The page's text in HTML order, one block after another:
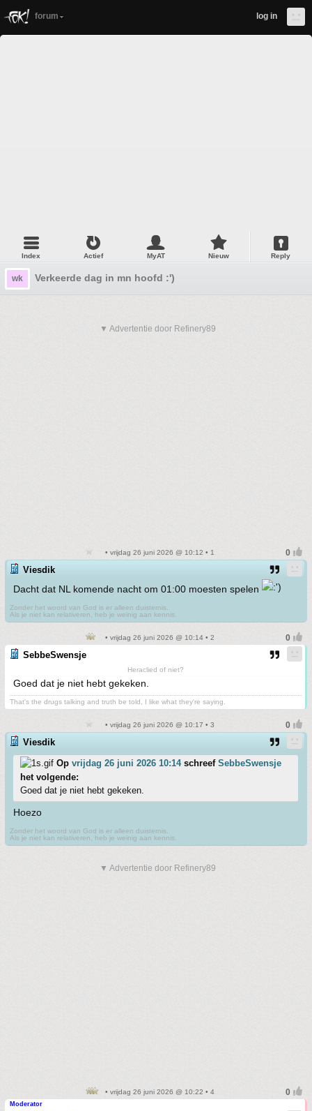
forum log in
Index Actief MyAT Nieuw Reply
wk Verkeerde dag in mn hoofd :')
▼ Advertentie door Refinery89
• vrijdag 26 juni 2026 @ 10:12 • 1
Viesdik
Dacht dat NL komende nacht om 01:00 moesten spelen
Zonder het woord van God is er alleen duisternis.
Als je niet kan relativeren, heb je weinig aan kennis.
• vrijdag 26 juni 2026 @ 10:14 • 2
SebbeSwensje
Heraclied of niet?
Goed dat je niet hebt gekeken.
That's the drugs talking and truth be told, I like what they're saying.
• vrijdag 26 juni 2026 @ 10:17 • 3
Viesdik
Op vrijdag 26 juni 2026 10:14schreef SebbeSwensje
het volgende:
Goed dat je niet hebt gekeken.
Hoezo
Zonder het woord van God is er alleen duisternis.
Als je niet kan relativeren, heb je weinig aan kennis.
▼ Advertentie door Refinery89
• vrijdag 26 juni 2026 @ 10:22 • 4
Moderator